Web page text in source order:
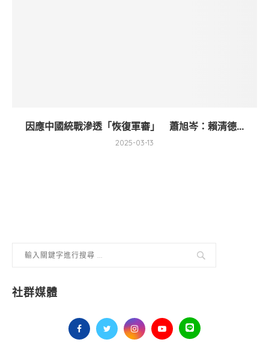
因應中國統戰滲透「恢復軍審」 蕭旭岑：賴清德...
2025-03-13
社群媒體